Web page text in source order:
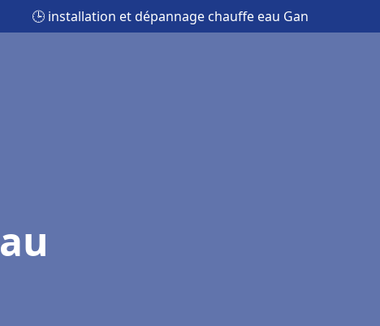
🕒 installation et dépannage chauffe eau Gan